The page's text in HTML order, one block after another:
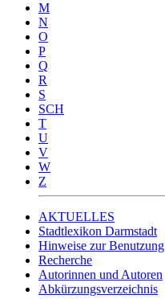
M
N
O
P
Q
R
S
SCH
T
U
V
W
Z
AKTUELLES
Stadtlexikon Darmstadt
Hinweise zur Benutzung
Recherche
Autorinnen und Autoren
Abkürzungsverzeichnis